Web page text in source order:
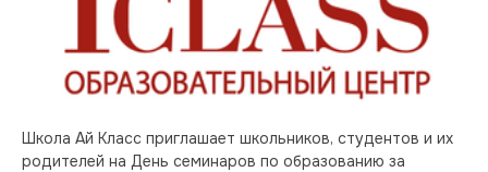
Школа Ай Класс приглашает школьников, студентов и их
родителей на День семинаров по образованию за